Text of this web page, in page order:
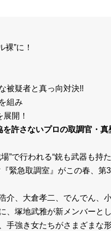
”に！
被疑者と真っ向対決!!
組み
開！
許さないプロの取調官・真
”で行われる“銃も武器も持
緊急取調室』がこの春、第
介、大倉孝二、でんでん、
、塚地武雅が新メンバーとし
手強き女たちがさまざまな